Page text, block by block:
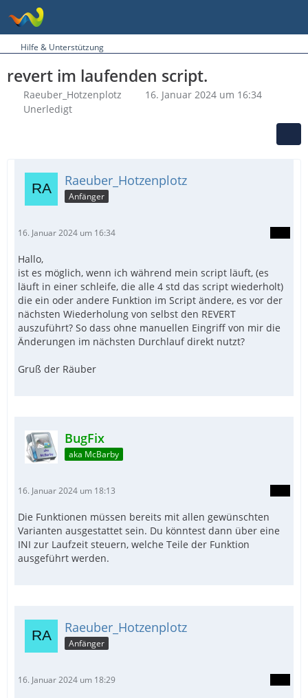
Hilfe & Unterstützung
revert im laufenden script.
Raeuber_Hotzenplotz
16. Januar 2024 um 16:34
Unerledigt
Raeuber_Hotzenplotz
Anfänger
16. Januar 2024 um 16:34
Hallo,
ist es möglich, wenn ich während mein script läuft, (es
läuft in einer schleife, die alle 4 std das script wiederholt)
die ein oder andere Funktion im Script ändere, es vor der
nächsten Wiederholung von selbst den REVERT
auszuführt? So dass ohne manuellen Eingriff von mir die
Änderungen im nächsten Durchlauf direkt nutzt?
Gruß der Räuber
BugFix
aka McBarby
16. Januar 2024 um 18:13
Die Funktionen müssen bereits mit allen gewünschten
Varianten ausgestattet sein. Du könntest dann über eine
INI zur Laufzeit steuern, welche Teile der Funktion
ausgeführt werden.
Raeuber_Hotzenplotz
Anfänger
16. Januar 2024 um 18:29